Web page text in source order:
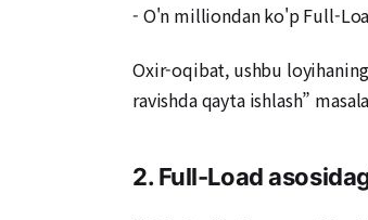
- O'n milliondan ko'p Full-
Oxir-oqibat, ushbu
ravishda qayta ishlash”
2. Full-Load